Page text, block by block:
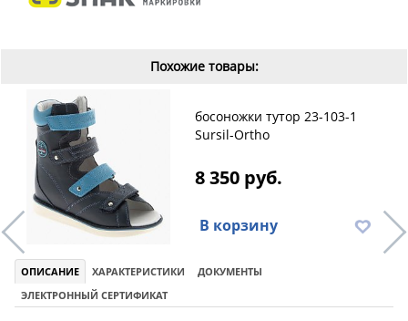
Похожие товары:
босоножки тутор 23-103-1
Sursil-Ortho
8 350 руб.
В корзину
ОПИСАНИЕ ХАРАКТЕРИСТИКИ
ДОКУМЕНТЫ
ЭЛЕКТРОННЫЙ СЕРТИФИКАТ